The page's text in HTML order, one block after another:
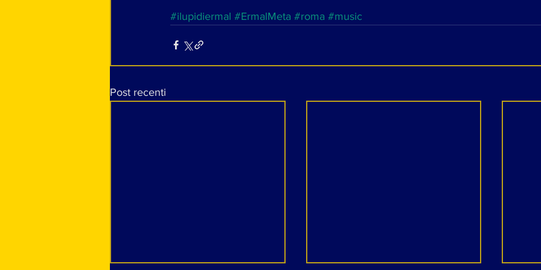
#ilupidiermal #ErmalMeta #roma #music
Post recenti